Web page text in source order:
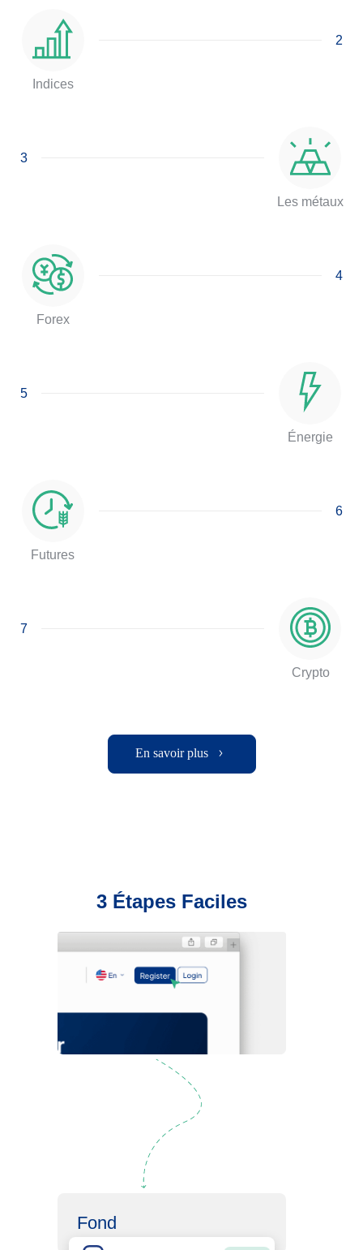
2
Indices
3
Les métaux
4
Forex
5
Énergie
6
Futures
7
Crypto
En savoir plus
3 Étapes Faciles
Inscription
Fond